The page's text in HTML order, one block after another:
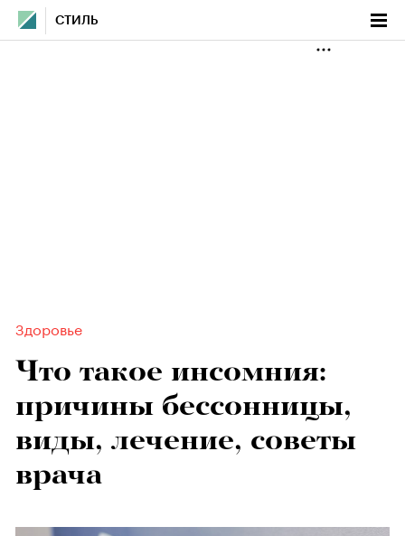
СТИЛЬ
Здоровье
Что такое инсомния:
причины бессонницы,
виды, лечение, советы
врача